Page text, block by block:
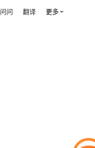
问问 翻译 更多